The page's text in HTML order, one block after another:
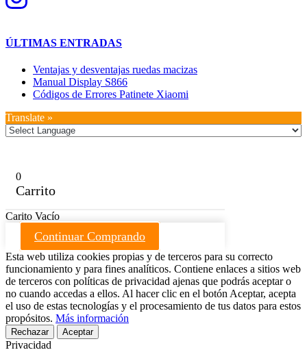
ÚLTIMAS ENTRADAS
Ventajas y desventajas ruedas macizas
Manual Display S866
Códigos de Errores Patinete Xiaomi
Translate »
0
Carrito
Carito Vacío
Continuar Comprando
Esta web utiliza cookies propias y de terceros para su correcto
funcionamiento y para fines analíticos. Contiene enlaces a sitios web
de terceros con políticas de privacidad ajenas que podrás aceptar o
no cuando accedas a ellos. Al hacer clic en el botón Aceptar, acepta
el uso de estas tecnologías y el procesamiento de tus datos para estos
propósitos. Más información
Rechazar Aceptar
Privacidad